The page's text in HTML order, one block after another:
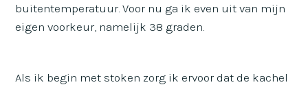
buitentemperatuur. Voor nu ga ik even uit van mijn
eigen voorkeur, namelijk 38 graden.
Als ik begin met stoken zorg ik ervoor dat de kachel